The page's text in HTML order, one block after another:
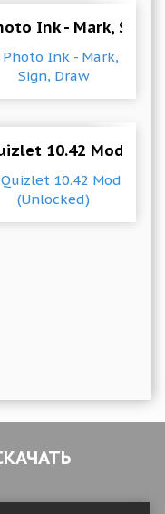
Ink - Mark, Sign,
Mod (Unlocked)
10.42 Mod